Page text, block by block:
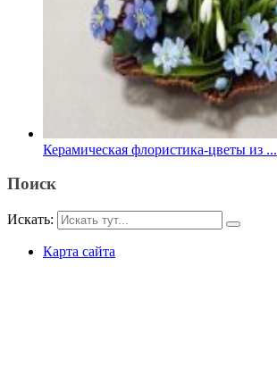
Керамическая флористика-цветы из ...
Поиск
Искать:
Карта сайта